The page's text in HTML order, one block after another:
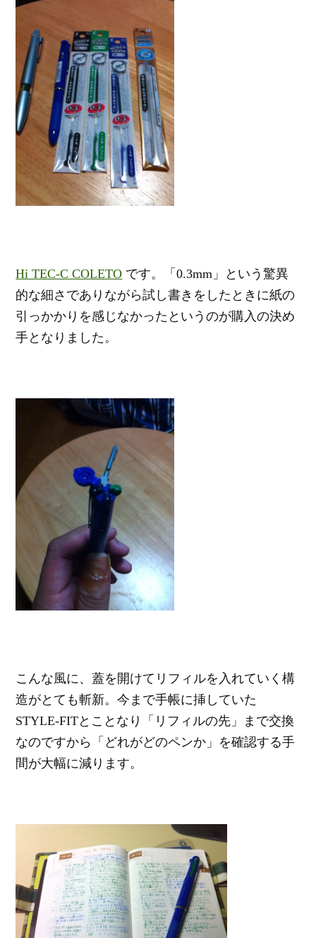
Hi TEC-C COLETO です。「0.3mm」という驚異
的な細さでありながら試し書きをしたときに紙の
引っかかりを感じなかったというのが購入の決め
手となりました。
こんな風に、蓋を開けてリフィルを入れていく構
造がとても斬新。今まで手帳に挿していた
STYLE-FITとことなり「リフィルの先」まで交換
なのですから「どれがどのペンか」を確認する手
間が大幅に減ります。